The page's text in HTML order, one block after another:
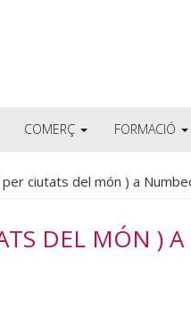
COMERÇ FORMACIÓ
ciutats del món ) a
DEL MÓN )